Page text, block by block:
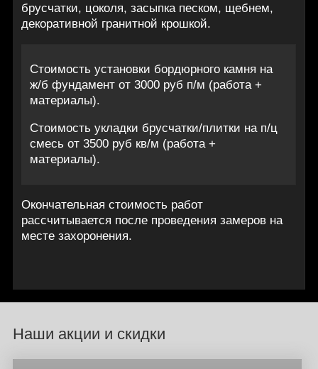
брусчатки, цоколя, засыпка песком, щебнем,
декоративной гранитной крошкой.
Стоимость установки бордюрного камня на
ж/б фундамент от 3000 руб п/м (работа +
материалы).
Стоимость укладки брусчатки/плитки на п/ц
смесь от 3500 руб кв/м (работа +
материалы).
Окончательная стоимость работ
рассчитывается после проведения замеров на
месте захоронения.
Наши акции и скидки